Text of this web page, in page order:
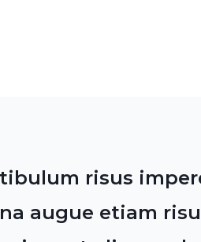
risus
augue etiam